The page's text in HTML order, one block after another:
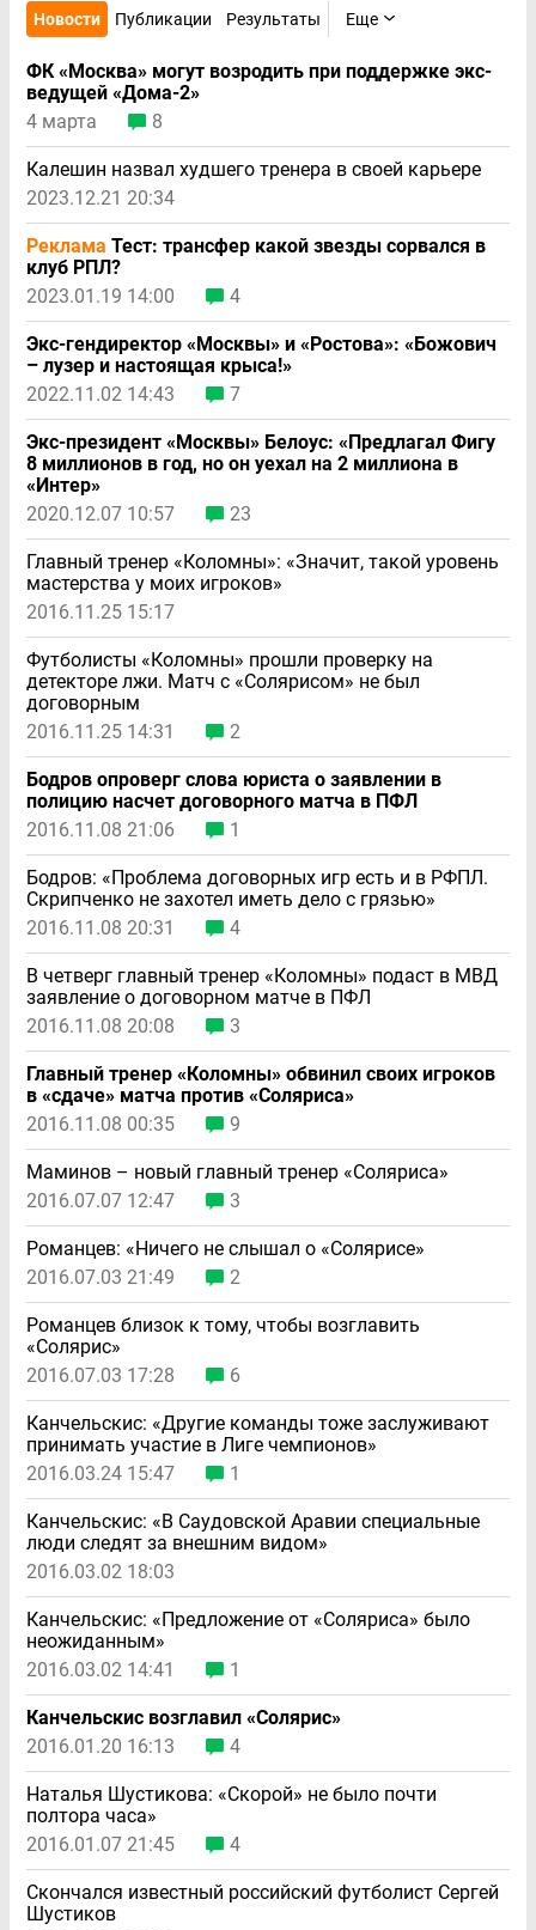
Новости Публикации Результаты Еще
ФК «Москва» могут возродить при поддержке экс-
ведущей «Дома-2»
4 марта
8
Калешин назвал худшего тренера в своей карьере
2023.12.21 20:34
Реклама Тест: трансфер какой звезды сорвался в
клуб РПЛ?
2023.01.19 14:00
4
Экс-гендиректор «Москвы» и «Ростова»: «Божович
– лузер и настоящая крыса!»
2022.11.02 14:43
7
Экс-президент «Москвы» Белоус: «Предлагал Фигу
8 миллионов в год, но он уехал на 2 миллиона в
«Интер»
2020.12.07 10:57
23
Главный тренер «Коломны»: «Значит, такой уровень
мастерства у моих игроков»
2016.11.25 15:17
Футболисты «Коломны» прошли проверку на
детекторе лжи. Матч с «Солярисом» не был
договорным
2016.11.25 14:31
2
Бодров опроверг слова юриста о заявлении в
полицию насчет договорного матча в ПФЛ
2016.11.08 21:06
1
Бодров: «Проблема договорных игр есть и в РФПЛ.
Скрипченко не захотел иметь дело с грязью»
2016.11.08 20:31
4
В четверг главный тренер «Коломны» подаст в МВД
заявление о договорном матче в ПФЛ
2016.11.08 20:08
3
Главный тренер «Коломны» обвинил своих игроков
в «сдаче» матча против «Соляриса»
2016.11.08 00:35
9
Маминов – новый главный тренер «Соляриса»
2016.07.07 12:47
3
Романцев: «Ничего не слышал о «Солярисе»
2016.07.03 21:49
2
Романцев близок к тому, чтобы возглавить
«Солярис»
2016.07.03 17:28
6
Канчельскис: «Другие команды тоже заслуживают
принимать участие в Лиге чемпионов»
2016.03.24 15:47
1
Канчельскис: «В Саудовской Аравии специальные
люди следят за внешним видом»
2016.03.02 18:03
Канчельскис: «Предложение от «Соляриса» было
неожиданным»
2016.03.02 14:41
1
Канчельскис возглавил «Солярис»
2016.01.20 16:13
4
Наталья Шустикова: «Скорой» не было почти
полтора часа»
2016.01.07 21:45
4
Скончался известный российский футболист Сергей
Шустиков